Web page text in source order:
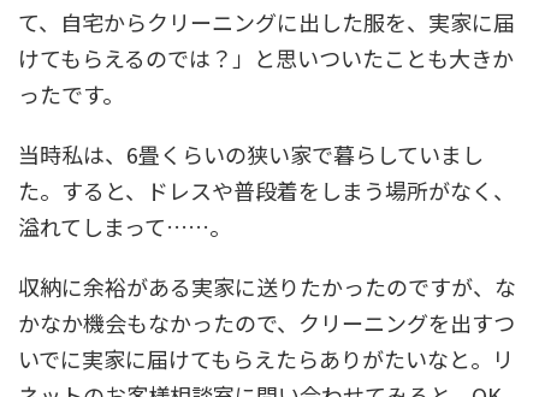
て、自宅からクリーニングに出した服を、実家に届
けてもらえるのでは？」と思いついたことも大きか
ったです。
当時私は、6畳くらいの狭い家で暮らしていまし
た。すると、ドレスや普段着をしまう場所がなく、
溢れてしまって……。
収納に余裕がある実家に送りたかったのですが、な
かなか機会もなかったので、クリーニングを出すつ
いでに実家に届けてもらえたらありがたいなと。リ